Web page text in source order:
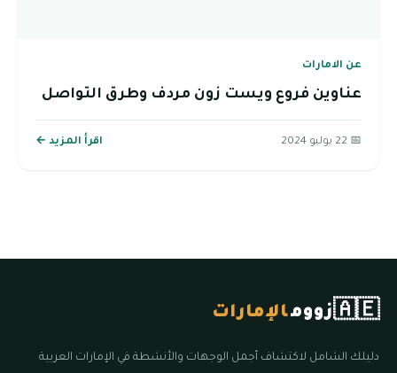
عن الامارات
عناوين فروع ويست زون مردف وطرق التواصل
📅 22 يوليو 2024 اقرأ المزيد ←
🇦🇪زوومالإمارات
دليلك الشامل لاكتشاف أجمل الوجهات والأنشطة في الإمارات العربية